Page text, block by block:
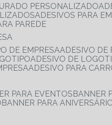
PERSONALIZADO
ADESIVOS PARA
PAREDE
DE EMPRESA
ADESIVO
ADESIVO DE
ADESIVO PARA
PARA EVENTOS
BANNER PARA